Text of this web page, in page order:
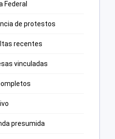
Federal
de protestos
recentes
vinculadas
presumida